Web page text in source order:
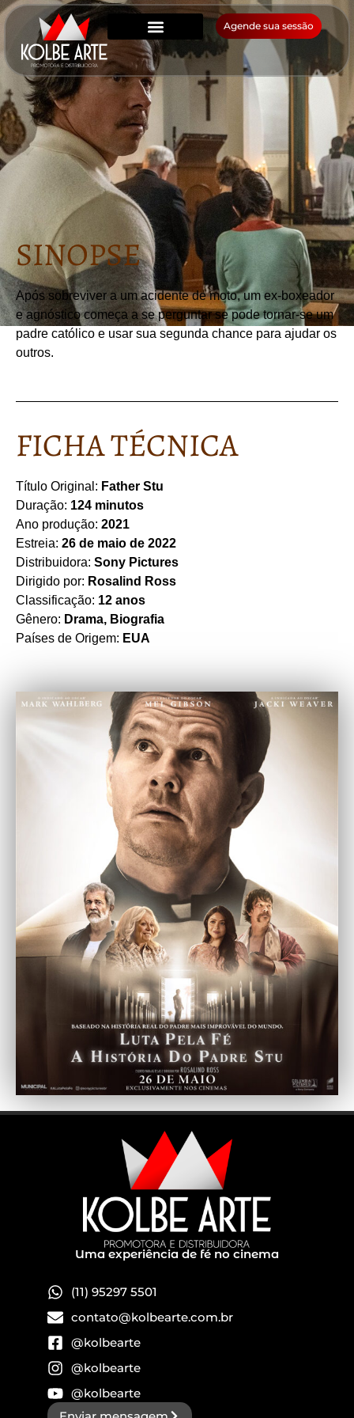
Agende sua sessão
SINOPSE
Após sobreviver a um acidente de moto, um ex-boxeador
e agnóstico começa a se perguntar se pode tornar-se um
padre católico e usar sua segunda chance para ajudar os
outros.
FICHA TÉCNICA
Título Original: Father Stu
Duração: 124 minutos
Ano produção: 2021
Estreia: 26 de maio de 2022
Distribuidora: Sony Pictures
Dirigido por: Rosalind Ross
Classificação: 12 anos
Gênero: Drama, Biografia
Países de Origem: EUA
Uma experiência de fé no cinema
(11) 95297 5501
contato@kolbearte.com.br
@kolbearte
@kolbearte
@kolbearte